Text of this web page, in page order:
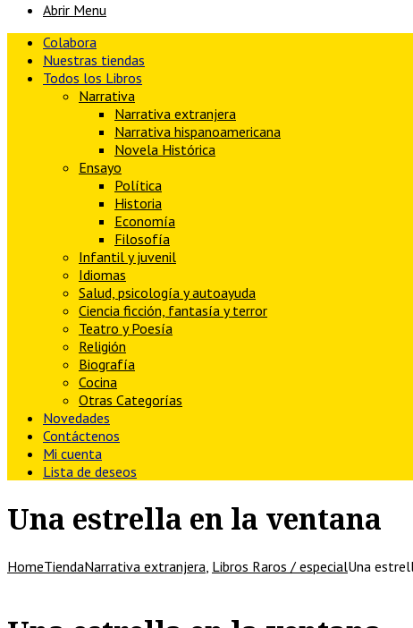
Abrir Menu
Colabora
Nuestras tiendas
Todos los Libros
Narrativa
Narrativa extranjera
Narrativa hispanoamericana
Novela Histórica
Ensayo
Política
Historia
Economía
Filosofía
Infantil y juvenil
Idiomas
Salud, psicología y autoayuda
Ciencia ficción, fantasía y terror
Teatro y Poesía
Religión
Biografía
Cocina
Otras Categorías
Novedades
Contáctenos
Mi cuenta
Lista de deseos
Una estrella en la ventana
HomeTiendaNarrativa extranjera Libros Raros / especialUna